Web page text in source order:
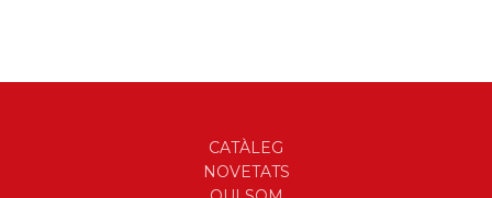
CATÀLEG
NOVETATS